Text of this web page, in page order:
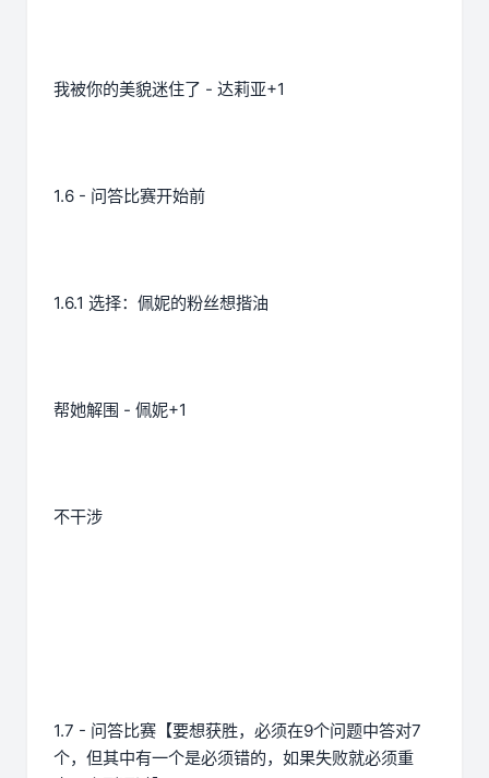
我被你的美貌迷住了 - 达莉亚+1
1.6 - 问答比赛开始前
1.6.1 选择：佩妮的粉丝想揩油
帮她解围 - 佩妮+1
不干涉
1.7 - 问答比赛【要想获胜，必须在9个问题中答对7
个，但其中有一个是必须错的，如果失败就必须重